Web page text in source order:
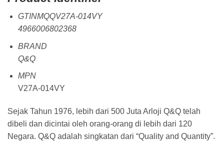
GTINMQQV27A-014VY
4966006802368
BRAND
Q&Q
MPN
V27A-014VY
Sejak Tahun 1976, lebih dari 500 Juta Arloji Q&Q telah
dibeli dan dicintai oleh orang-orang di lebih dari 120
Negara. Q&Q adalah singkatan dari “Quality and Quantity”.